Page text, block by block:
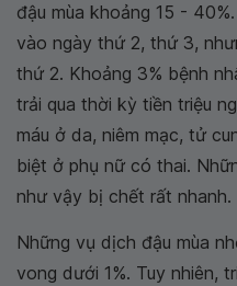
đậu mùa khoảng 15 -
vào ngày thứ 2, thứ 3,
thứ 2. Khoảng 3% bệnh
trải qua thời kỳ tiền triệu
máu ở da, niêm mạc, tử
biệt ở phụ nữ có thai.
như vậy bị chết rất nhanh.
Những vụ dịch đậu mùa
vong dưới 1%. Tuy nhiên,